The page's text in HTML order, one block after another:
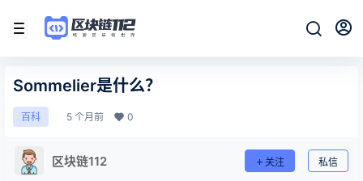
Sommelier是什么？
百科 5 个月前 0
区块链112 关注 私信